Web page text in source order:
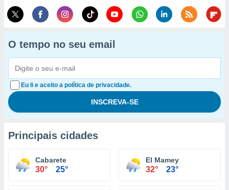
O tempo no seu email
Eu li e aceito a política de privacidade.
Principais cidades
Cabarete
30° 25°
El Mamey
32° 23°